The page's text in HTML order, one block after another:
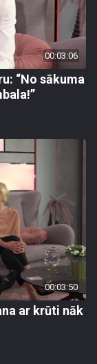
00:03:06
“No sākuma
00:03:50
ar krūti nāk